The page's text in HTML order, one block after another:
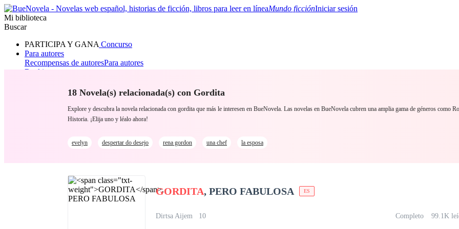
Mundo ficciónIniciar sesión
Mi biblioteca
Buscar
PARTICIPA Y GANA Concurso
Para autores
Recompensas de autoresPara autores
Ranking
RomanceHombre loboMafiaSistemaFantasíaUrbanoLGBTQ+YA/TEEN ParanormalMisterio/ThrillerOrientalJuegosHistoria
18 Novela(s) relacionada(s) con Gordita
Explore y descubra la novela relacionada con gordita que más le interesen en BueNovela. Las novelas en BueNovela cubren una amplia gama de géneros como
Historia. ¡Elija uno y léalo ahora!
evelyn despertar do desejo rena gordon una chef
la esposa
GORDITA, PERO FABULOSA ES
Dirtsa Aijem 10 Completo 99.1K